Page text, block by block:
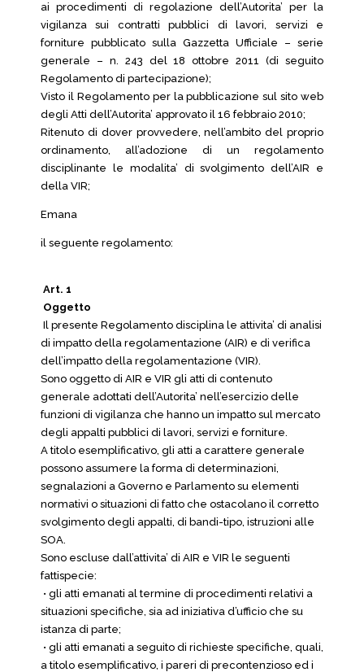
ai procedimenti di regolazione dell’Autorita’ per la
vigilanza sui contratti pubblici di lavori, servizi e
forniture pubblicato sulla Gazzetta Ufficiale – serie
generale – n. 243 del 18 ottobre 2011 (di seguito
Regolamento di partecipazione);
Visto il Regolamento per la pubblicazione sul sito web
degli Atti dell’Autorita’ approvato il 16 febbraio 2010;
Ritenuto di dover provvedere, nell’ambito del proprio
ordinamento, all’adozione di un regolamento
disciplinante le modalita’ di svolgimento dell’AIR e
della VIR;
Emana
il seguente regolamento:
Art. 1
Oggetto
Il presente Regolamento disciplina le attivita’ di analisi
di impatto della regolamentazione (AIR) e di verifica
dell’impatto della regolamentazione (VIR).
Sono oggetto di AIR e VIR gli atti di contenuto
generale adottati dell’Autorita’ nell’esercizio delle
funzioni di vigilanza che hanno un impatto sul mercato
degli appalti pubblici di lavori, servizi e forniture.
A titolo esemplificativo, gli atti a carattere generale
possono assumere la forma di determinazioni,
segnalazioni a Governo e Parlamento su elementi
normativi o situazioni di fatto che ostacolano il corretto
svolgimento degli appalti, di bandi-tipo, istruzioni alle
SOA.
Sono escluse dall’attivita’ di AIR e VIR le seguenti
fattispecie:
• gli atti emanati al termine di procedimenti relativi a
situazioni specifiche, sia ad iniziativa d’ufficio che su
istanza di parte;
• gli atti emanati a seguito di richieste specifiche, quali,
a titolo esemplificativo, i pareri di precontenzioso ed i